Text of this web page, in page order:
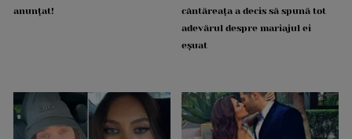
anunțat!
cântăreața a decis să spună tot
adevărul despre mariajul ei
eșuat